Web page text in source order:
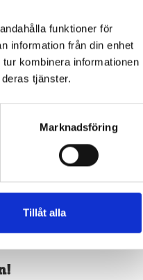
funktioner för
information från din enhet
kombinera informationen
tjänster.
Marknadsföring
Tillåt alla
och Hilma Olsson,